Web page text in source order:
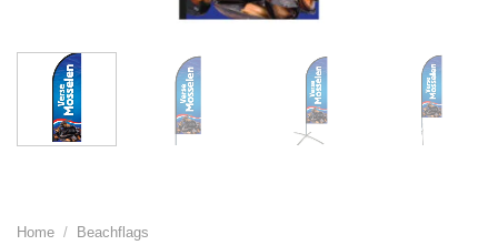
Home / Beachflags